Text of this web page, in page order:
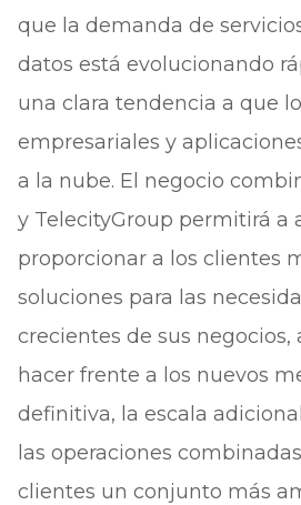
que la demanda de
datos está evolucionando
una clara tendencia a que
empresariales y
a la nube. El negocio
y TelecityGroup permitirá a
proporcionar a los clientes
soluciones para las
crecientes de sus
hacer frente a los nuevos
definitiva, la escala
las operaciones
clientes un conjunto más